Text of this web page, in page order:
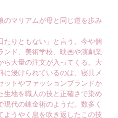
のマリアムが母と同じ道を歩み
たりともない」と言う。今や個
ンド、美術学校、映画や演劇業
ら大量の注文が入ってくる。大
に浸けられているのは、寝具メ
ットやファッションブランドか
生地を職人の技と正確さで染め
代の錬金術のようだ。数多く
ようやく息を吹き返したこの技